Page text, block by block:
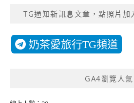
TG通知新訊息文章，點照片加
奶茶愛旅行TG頻道
GA4瀏覽人氣